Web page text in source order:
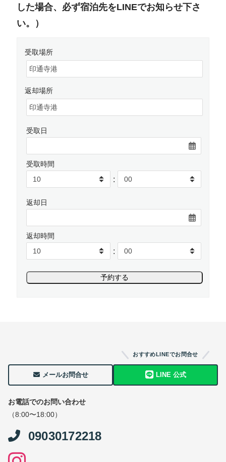
した場合、必ず宿泊先をLINEでお知らせ下さ
い。）
受取場所
返却場所
受取日
受取時間
:
返却日
返却時間
:
メールお問合せ
おすすめLINEでお問合せ
LINE 公式
お電話でのお問い合わせ
（8:00〜18:00）
09030172218